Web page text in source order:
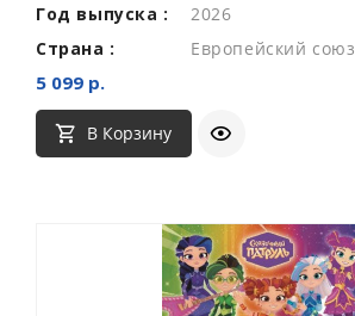
Год выпуска :
2026
Страна :
Европейский союз
5 099 р.
В Корзину